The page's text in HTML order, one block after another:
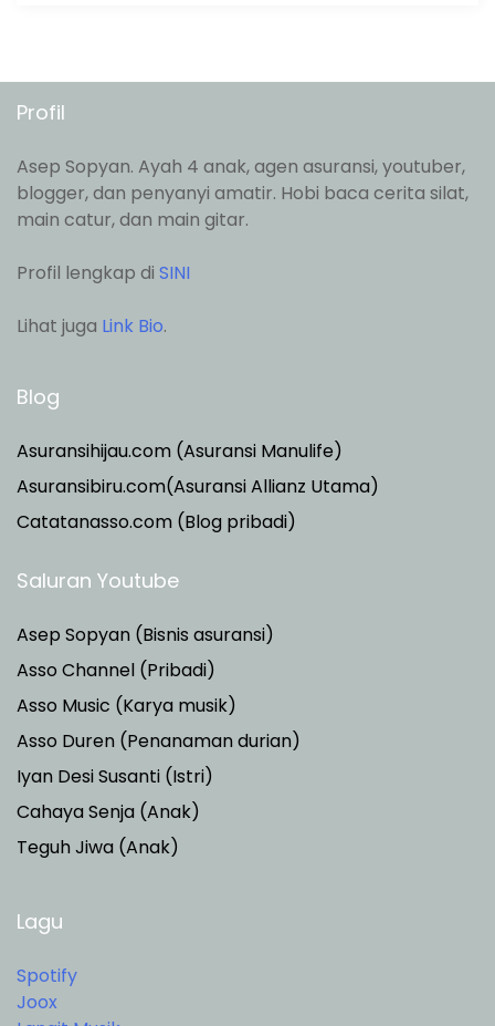
Profil
Asep Sopyan. Ayah 4 anak, agen asuransi, youtuber,
blogger, dan penyanyi amatir. Hobi baca cerita silat,
main catur, dan main gitar.
Profil lengkap di SINI
Lihat juga Link Bio.
Blog
Asuransihijau.com (Asuransi Manulife)
Asuransibiru.com(Asuransi Allianz Utama)
Catatanasso.com (Blog pribadi)
Saluran Youtube
Asep Sopyan (Bisnis asuransi)
Asso Channel (Pribadi)
Asso Music (Karya musik)
Asso Duren (Penanaman durian)
Iyan Desi Susanti (Istri)
Cahaya Senja (Anak)
Teguh Jiwa (Anak)
Lagu
Spotify
Joox